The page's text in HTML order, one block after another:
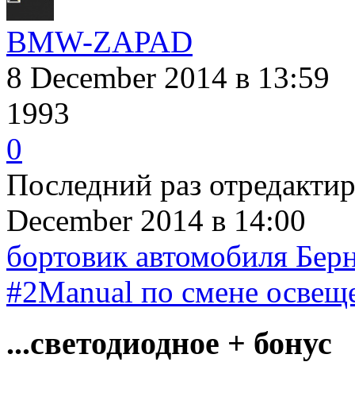
BMW-ZAPAD
8 December 2014 в 13:59
1993
0
Последний раз
December 2014 в 14:00
бортовик автомобиля
#2Manual по смене
...светодиодное + бонус